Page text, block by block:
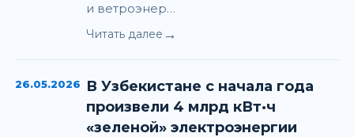
и ветроэнер…
Читать далее →
26.05.2026
В Узбекистане с начала года
произвели 4 млрд кВт·ч
«зеленой» электроэнергии